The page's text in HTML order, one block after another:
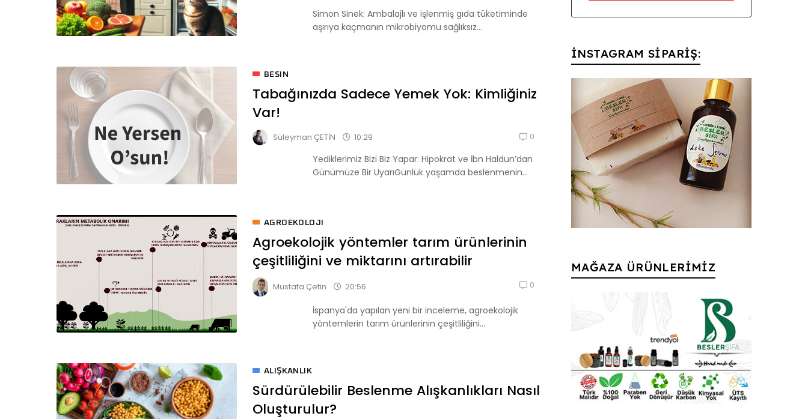
Simon Sinek: Ambalajlı ve işlenmiş gıda tüketiminde
aşırıya kaçmanın mikrobiyomu sağlıksız...
BESIN
Tabağınızda Sadece Yemek Yok: Kimliğiniz
Var!
Süleyman ÇETİN 10:29 0
Yediklerimiz Bizi Biz Yapar: Hipokrat ve İbn Haldun’dan
Günümüze Bir UyarıGünlük yaşamda beslenmenin...
AGROEKOLOJI
Agroekolojik yöntemler tarım ürünlerinin
çeşitliliğini ve miktarını artırabilir
Mustafa Çetin 20:56 0
İspanya'da yapılan yeni bir inceleme, agroekolojik
yöntemlerin tarım ürünlerinin çeşitliliğini...
ALIŞKANLIK
Sürdürülebilir Beslenme Alışkanlıkları Nasıl
Oluşturulur?
İNSTAGRAM SİPARİŞ:
MAĞAZA ÜRÜNLERİMİZ